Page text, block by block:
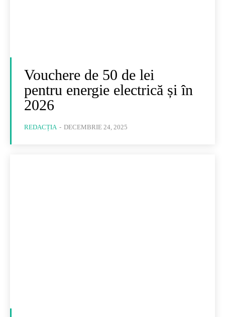
Vouchere de 50 de lei
pentru energie electrică și în
2026
REDACȚIA - DECEMBRIE 24, 2025